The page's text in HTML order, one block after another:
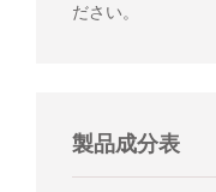
ださい。
製品成分表